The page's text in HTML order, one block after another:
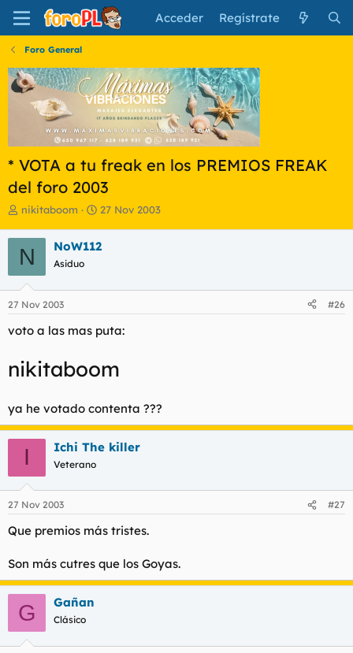
Acceder Regístrate
Foro General
* VOTA a tu freak en los PREMIOS FREAK
del foro 2003
I
i
c
i
a
d
o
d
l
t
m
nikitaboom
F
h
e
i
i
o
27 Nov 2003
N NoW112
Asiduo
27 Nov 2003 #26
voto a las mas puta:
nikitaboom
ya he votado contenta ???
I Ichi The killer
Veterano
27 Nov 2003 #27
Que premios más tristes.
Son más cutres que los Goyas.
G Gañan
Clásico